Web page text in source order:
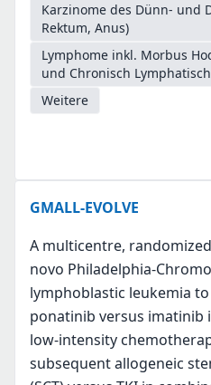
Karzinome des Dünn- und
Rektum, Anus)
Lymphome inkl. Morbus
und Chronisch
Weitere
GMALL-EVOLVE
A multicentre,
novo Philadelphia-
lymphoblastic leukemia
ponatinib versus imatinib
low-intensity
subsequent allogeneic